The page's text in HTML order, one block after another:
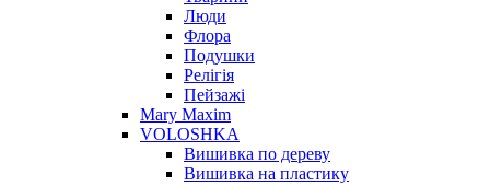
Люди
Флора
Подушки
Релігія
Пейзажі
Mary Maxim
VOLOSHKA
Вишивка по дереву
Вишивка на пластику